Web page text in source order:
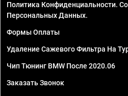
Политика Конфиденциальности.
Персональных Данных.
Формы Оплаты
Удаление Сажевого Фильтра На
Чип Тюнинг BMW После 2020.06
Заказать Звонок